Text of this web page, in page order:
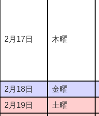
2月17日 木曜
2月18日 金曜
2月19日
土曜